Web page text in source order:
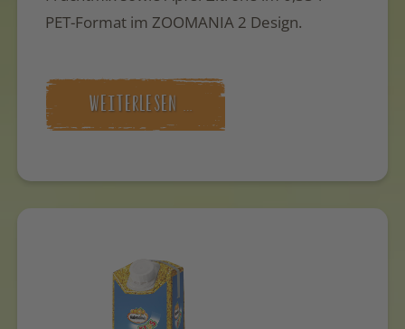
PET-Format im ZOOMANIA 2 Design.
WEITERLESEN …